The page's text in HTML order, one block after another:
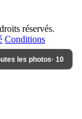
les photos· 10
réservés.
Conditions